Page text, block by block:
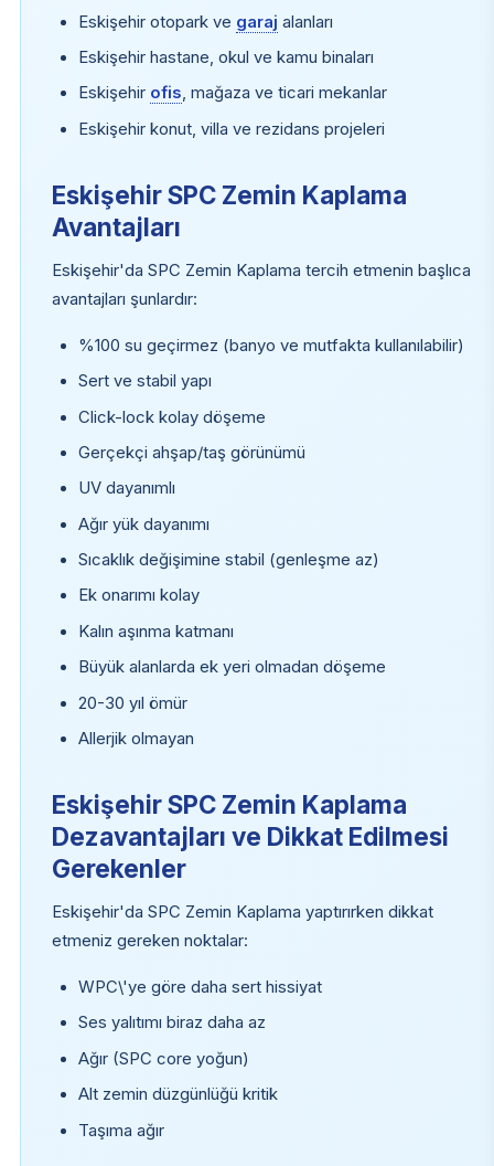
Eskişehir otopark ve garaj alanları
Eskişehir hastane, okul ve kamu binaları
Eskişehir ofis, mağaza ve ticari mekanlar
Eskişehir konut, villa ve rezidans projeleri
Eskişehir SPC Zemin Kaplama
Avantajları
Eskişehir'da SPC Zemin Kaplama tercih etmenin başlıca
avantajları şunlardır:
%100 su geçirmez (banyo ve mutfakta kullanılabilir)
Sert ve stabil yapı
Click-lock kolay döşeme
Gerçekçi ahşap/taş görünümü
UV dayanımlı
Ağır yük dayanımı
Sıcaklık değişimine stabil (genleşme az)
Ek onarımı kolay
Kalın aşınma katmanı
Büyük alanlarda ek yeri olmadan döşeme
20-30 yıl ömür
Allerjik olmayan
Eskişehir SPC Zemin Kaplama
Dezavantajları ve Dikkat Edilmesi
Gerekenler
Eskişehir'da SPC Zemin Kaplama yaptırırken dikkat
etmeniz gereken noktalar:
WPC\'ye göre daha sert hissiyat
Ses yalıtımı biraz daha az
Ağır (SPC core yoğun)
Alt zemin düzgünlüğü kritik
Taşıma ağır